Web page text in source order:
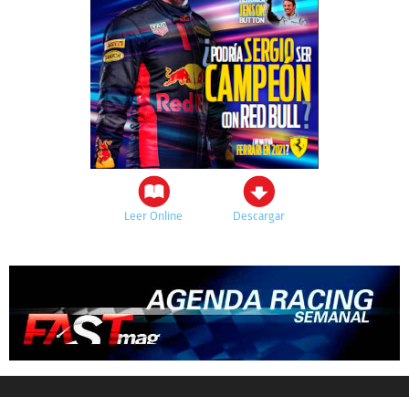
Leer Online Descargar